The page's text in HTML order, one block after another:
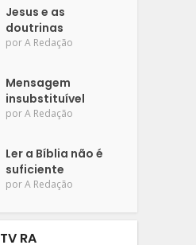
Jesus e as
doutrinas
porA Redação
Mensagem
insubstituível
porA Redação
Ler a Bíblia não é
suficiente
porA Redação
TV RA